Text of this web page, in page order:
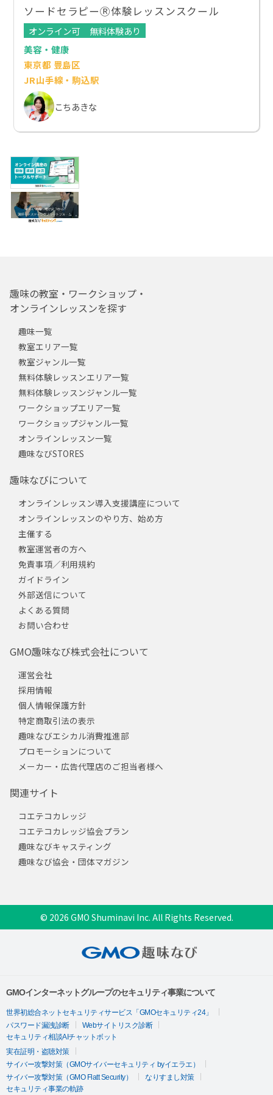
ソードセラピーⓇ体験レッスンスクール
オンライン可
無料体験あり
美容・健康
東京都 豊島区
JR山手線・駒込駅
こちあきな
趣味の教室・ワークショップ・
オンラインレッスンを探す
趣味一覧
教室エリア一覧
教室ジャンル一覧
無料体験レッスンエリア一覧
無料体験レッスンジャンル一覧
ワークショップエリア一覧
ワークショップジャンル一覧
オンラインレッスン一覧
趣味なびSTORES
趣味なびについて
オンラインレッスン導入支援講座について
オンラインレッスンのやり方、始め方
主催する
教室運営者の方へ
免責事項／利用規約
ガイドライン
外部送信について
よくある質問
お問い合わせ
GMO趣味なび株式会社について
運営会社
採用情報
個人情報保護方針
特定商取引法の表示
趣味なびエシカル消費推進部
プロモーションについて
メーカー・広告代理店のご担当者様へ
関連サイト
コエテコカレッジ
コエテコカレッジ協会プラン
趣味なびキャスティング
趣味なび協会・団体マガジン
© 2026 GMO Shuminavi Inc. All Rights Reserved.